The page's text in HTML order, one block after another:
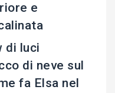
e
di luci
di neve sul
fa Elsa nel